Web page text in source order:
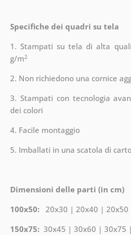
Specifiche dei quadri su tela
1. Stampati su tela di alta
g/m2
2. Non richiedono una cornice
3. Stampati con tecnologia
dei colori
4. Facile montaggio
5. Imballati in una scatola di
Dimensioni delle parti (in cm)
100x50: 20x30 | 20x40 |
150x75: 30x45 | 30x60 | 30x75